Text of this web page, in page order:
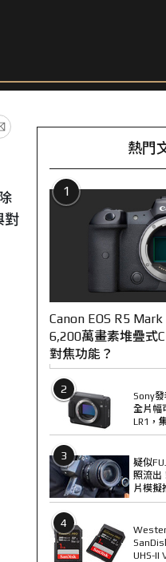
對
熱門
1
Canon EOS R5
6,200萬畫素堆疊式
對焦功能？
2
Sony
全片幅
LR1，
3
疑似
照流出
片模擬
4
UHS-II